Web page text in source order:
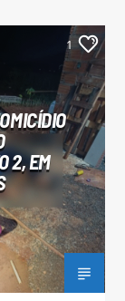
1
2, EM